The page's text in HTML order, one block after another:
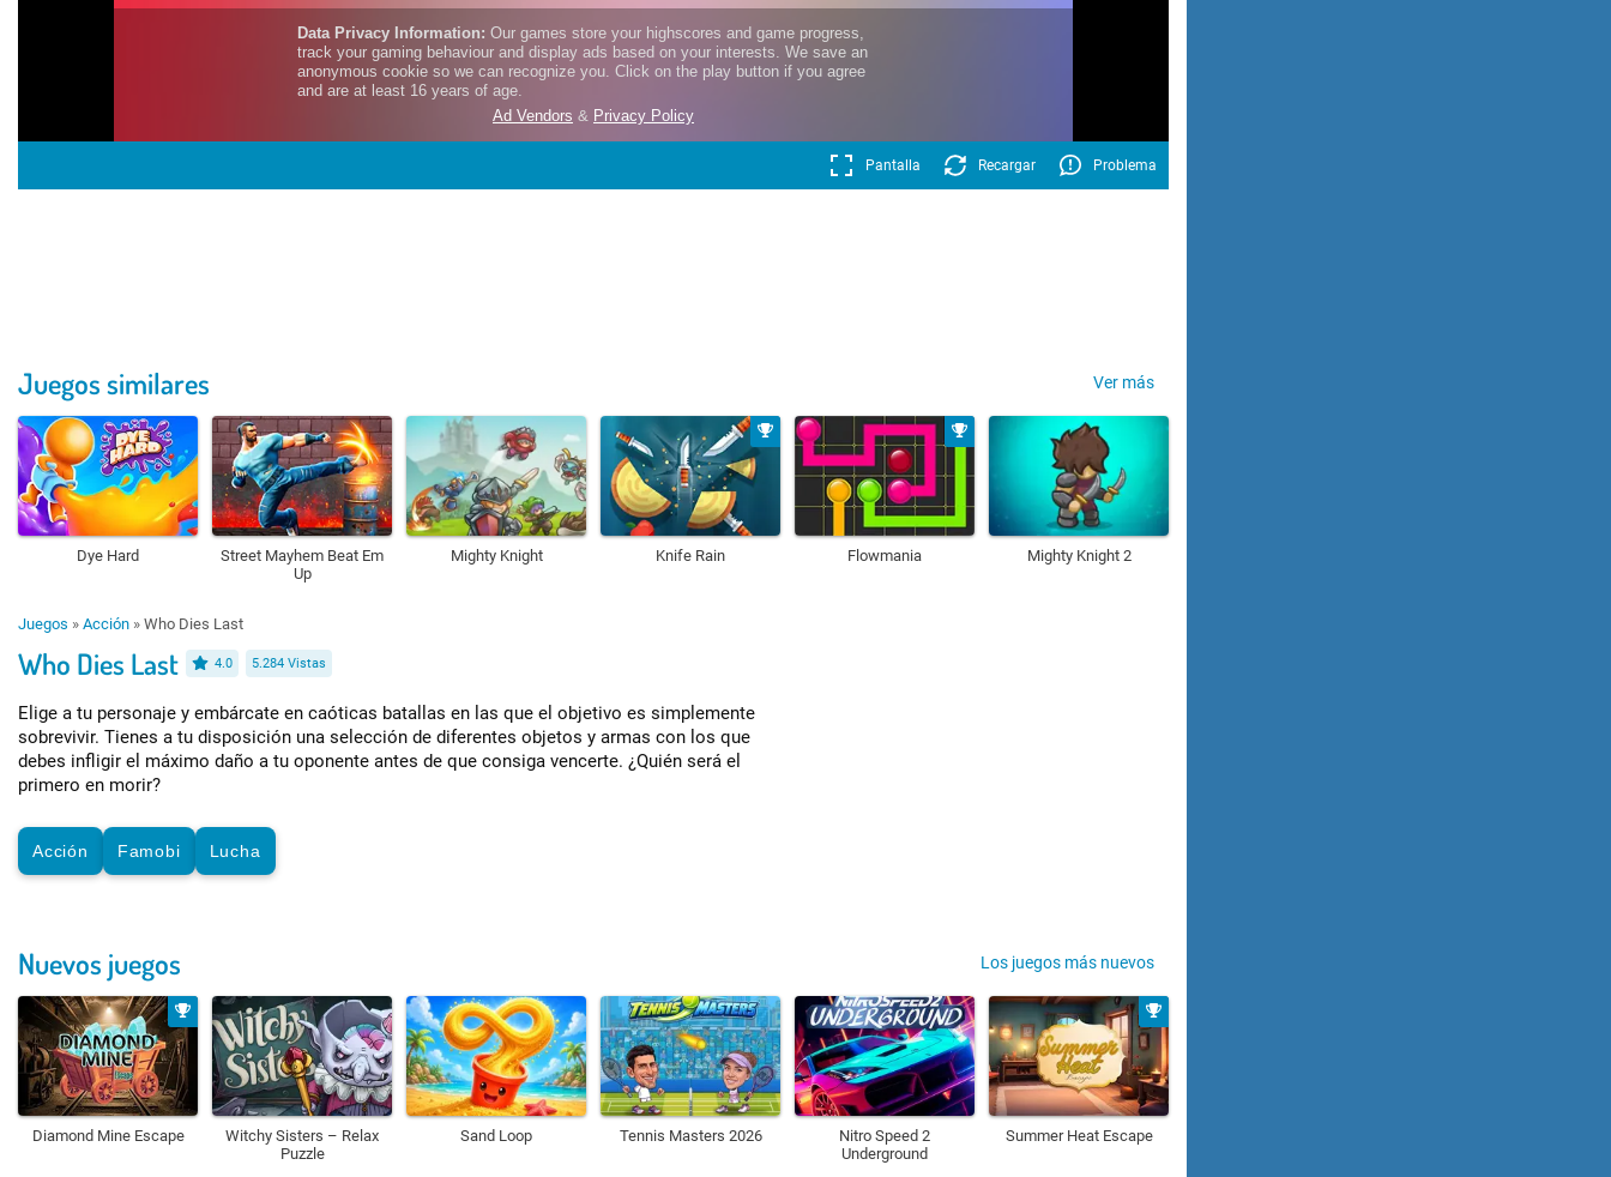
Pantalla Recargar Problema
Juegos similares Ver más
Dye Hard
Street Mayhem Beat Em
Up
Mighty Knight Knife Rain Flowmania Mighty Knight 2
Juegos » Acción » Who Dies Last
Who Dies Last 4.0 5.284 Vistas
Elige a tu personaje y embárcate en caóticas batallas en las que el objetivo es simplemente
sobrevivir. Tienes a tu disposición una selección de diferentes objetos y armas con los que
debes infligir el máximo daño a tu oponente antes de que consiga vencerte. ¿Quién será el
primero en morir?
Acción Famobi Lucha
Nuevos juegos Los juegos más nuevos
Diamond Mine Escape
Witchy Sisters – Relax
Puzzle
Sand Loop Tennis Masters 2026
Nitro Speed 2
Underground
Summer Heat Escape